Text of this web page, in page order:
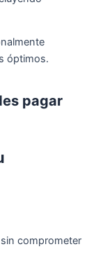
óptimos.
pagar
comprometer